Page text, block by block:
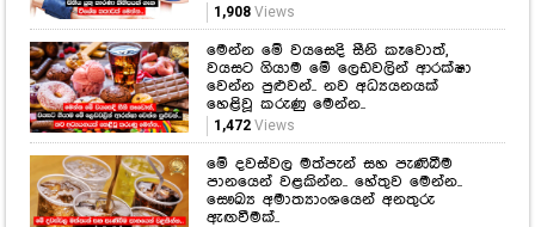
1,908Views
මෙන්න මේ වයසෙදි සීනි කෑවොත්,
වයසට ගියාම මේ ලෙඩවලින් ආරක්ෂා
වෙන්න පුළුවන්.. නව අධ්‍යයනයක්
හෙළිවූ කරුණු මෙන්න..
1,472Views
මේ දවස්වල මත්පැන් සහ පැණිබීම
පානයෙන් වළකින්න.. හේතුව මෙන්න..
සෞඛ්‍ය අමාත්‍යාංශයෙන් අනතුරු
ඇඟවීමක්..